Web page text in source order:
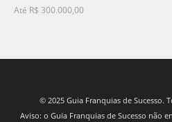
Até R$ 300.000,00
© 2025 Guia Franquias de Sucesso.
Aviso: o Guia Franquias de Sucesso não